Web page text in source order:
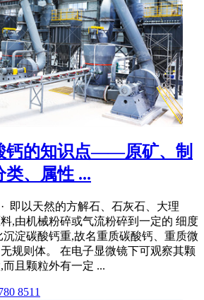
钙的知识点——原矿、制
类、属性 ...
即以天然的方解石、石灰石、大理
,由机械粉碎或气流粉碎到一定的 细度
淀碳酸钙重,故名重质碳酸钙、重质微
规则体。 在电子显微镜下可观察其颗
且颗粒外有一定 ...
8511